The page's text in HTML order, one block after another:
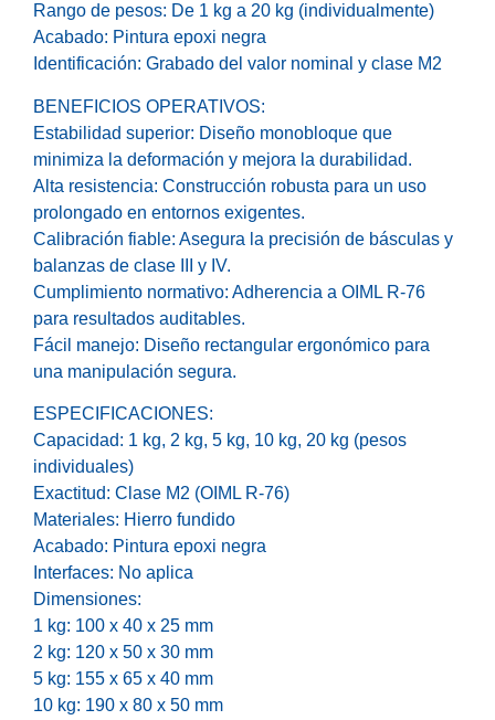
Rango de pesos: De 1 kg a 20 kg (individualmente)
Acabado: Pintura epoxi negra
Identificación: Grabado del valor nominal y clase M2
BENEFICIOS OPERATIVOS:
Estabilidad superior: Diseño monobloque que
minimiza la deformación y mejora la durabilidad.
Alta resistencia: Construcción robusta para un uso
prolongado en entornos exigentes.
Calibración fiable: Asegura la precisión de básculas y
balanzas de clase III y IV.
Cumplimiento normativo: Adherencia a OIML R-76
para resultados auditables.
Fácil manejo: Diseño rectangular ergonómico para
una manipulación segura.
ESPECIFICACIONES:
Capacidad: 1 kg, 2 kg, 5 kg, 10 kg, 20 kg (pesos
individuales)
Exactitud: Clase M2 (OIML R-76)
Materiales: Hierro fundido
Acabado: Pintura epoxi negra
Interfaces: No aplica
Dimensiones:
1 kg: 100 x 40 x 25 mm
2 kg: 120 x 50 x 30 mm
5 kg: 155 x 65 x 40 mm
10 kg: 190 x 80 x 50 mm